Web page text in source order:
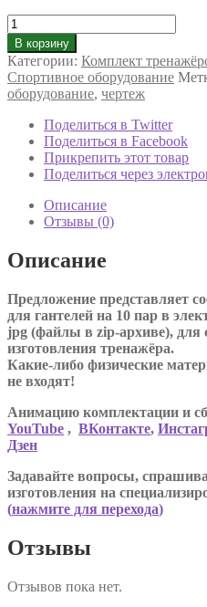
Количество
товара
Подставка
для
гантелей
на
В корзину
Категории: Комплект
Спортивное оборудование
оборудование, чертеж
Поделиться в Twitter
Поделиться в Facebook
Прикрепить этот товар
Поделиться через
Описание
Отзывы (0)
Описание
Предложение представляет
для гантелей на 10 пар в
jpg (файлы в zip-архиве), для
изготовления тренажёра.
Какие-либо физические
не входят!
Анимацию комплектации и
YouTube , ВКонтакте,
Дзен
Задавайте вопросы,
изготовления на
(нажмите для перехода)
Отзывы
Отзывов пока нет.